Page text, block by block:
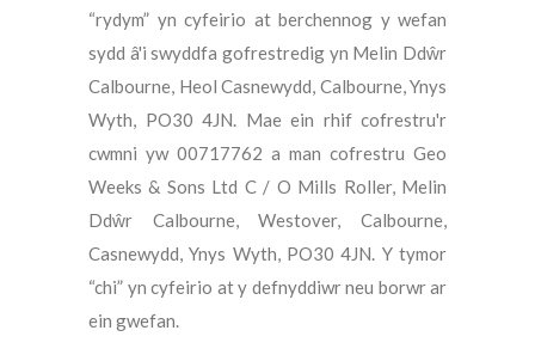
“rydym” yn cyfeirio at berchennog y wefan
sydd â'i swyddfa gofrestredig yn Melin Ddŵr
Calbourne, Heol Casnewydd, Calbourne, Ynys
Wyth, PO30 4JN. Mae ein rhif cofrestru'r
cwmni yw 00717762 a man cofrestru Geo
Weeks & Sons Ltd C / O Mills Roller, Melin
Ddŵr Calbourne, Westover, Calbourne,
Casnewydd, Ynys Wyth, PO30 4JN. Y tymor
“chi” yn cyfeirio at y defnyddiwr neu borwr ar
ein gwefan.